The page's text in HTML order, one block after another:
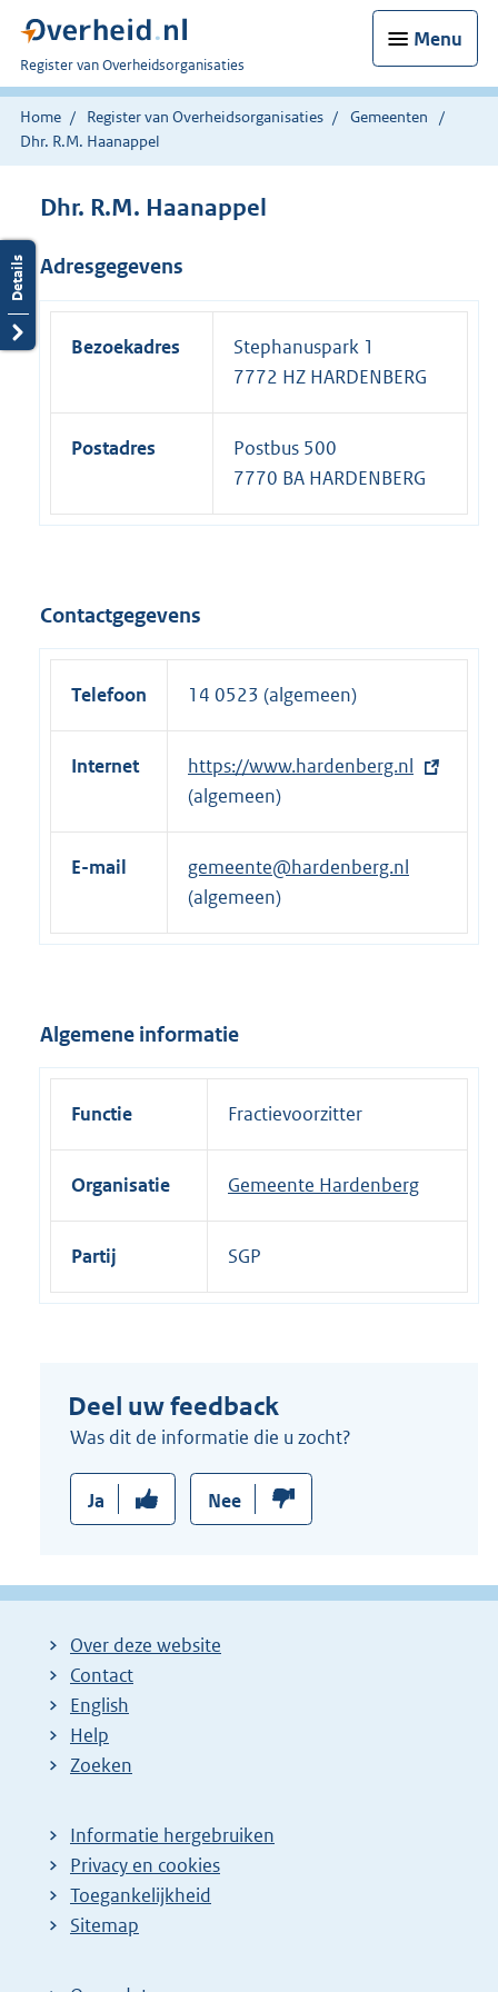
Menu
U
bent
nu
hier:
Register van Overheidsorganisaties
Home Register van Overheidsorganisaties
Gemeenten
Dhr. R.M. Haanappel
Dhr. R.M. Haanappel
Adresgegevens
Bezoekadres
Stephanuspark 1
7772 HZ HARDENBERG
Postadres
Postbus 500
7770 BA HARDENBERG
Contactgegevens
Telefoon 14 0523 (algemeen)
Internet
E
x
t
r
e
n
k
https://www.hardenberg.nl
(algemeen)
E-mail
gemeente@hardenberg.nl
(algemeen)
Algemene informatie
Functie Fractievoorzitter
Organisatie Gemeente Hardenberg
Partij SGP
Deel uw feedback
Was dit de informatie die u zocht?
Ja Nee
Over deze website
Contact
English
Help
Zoeken
Informatie hergebruiken
Privacy en cookies
Toegankelijkheid
Sitemap